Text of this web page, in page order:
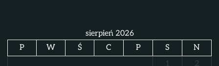
sierpień 2026
P
W Ś C P S
N
1
2